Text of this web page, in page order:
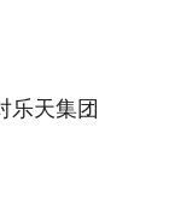
乐天集团